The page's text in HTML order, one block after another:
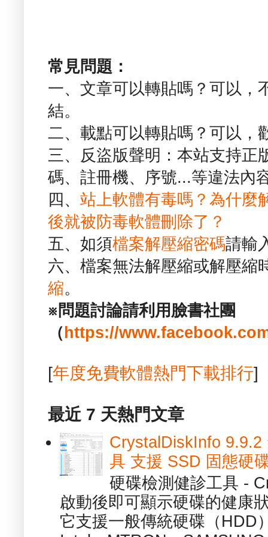
常見問題：
一、文章可以轉貼嗎？可以，
結。
二、載點可以轉貼嗎？可以，
三、反盜版聲明：本站支持正
碼、註冊機、序號...等違法內
四、 站上軟體有毒嗎？為什麼
後就被防毒軟體刪除了？
五、如須檔案解壓縮密碼請輸
六、檔案無法解壓縮或解壓縮
縮。
※問題討論請利用臉書社團
（ https://
[年度免費軟體熱門下載排行]
最近 7 天熱門文章
CrystalDiskInfo 9.9.2
具 支援 SSD 固態硬
硬碟檢測健診工具 -
啟動後即可顯示硬碟的健康
它支援一般傳統硬碟（HDD